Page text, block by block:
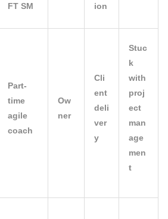
FT SM
ion
Part-
time
agile
coach
Ow
ner
Cli
ent
deli
ver
y
Stuc
k
with
proj
ect
man
age
men
t